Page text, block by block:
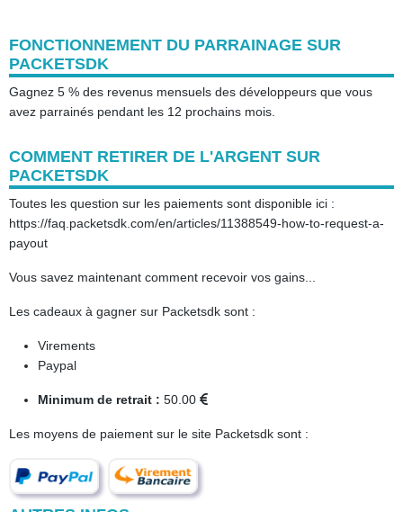
FONCTIONNEMENT DU PARRAINAGE SUR
PACKETSDK
Gagnez 5 % des revenus mensuels des développeurs que vous
avez parrainés pendant les 12 prochains mois.
COMMENT RETIRER DE L'ARGENT SUR
PACKETSDK
Toutes les question sur les paiements sont disponible ici :
https://faq.packetsdk.com/en/articles/11388549-how-to-request-a-
payout
Vous savez maintenant comment recevoir vos gains...
Les cadeaux à gagner sur Packetsdk sont :
Virements
Paypal
Minimum de retrait : 50.00
Les moyens de paiement sur le site Packetsdk sont :